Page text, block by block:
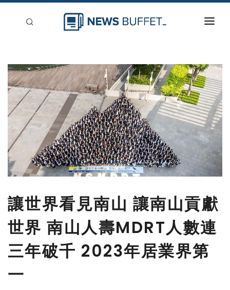
新聞稿分類
登入
刊登
讓世界看見南山 讓南山貢獻
世界 南山人壽MDRT人數連
三年破千 2023年居業界第
一